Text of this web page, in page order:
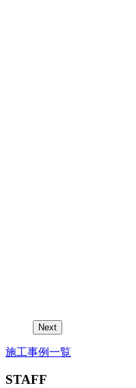
Next
施工事例一覧
STAFF